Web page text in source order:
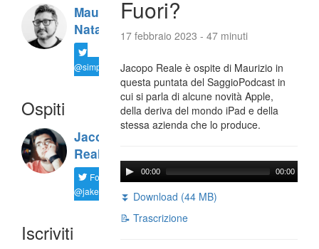
Maurizio
Natali
@simplemal
Ospiti
Jacopo
Reale
Follow
@jakereale
Iscriviti
Fuori?
17 febbraio 2023 - 47 minuti
Jacopo Reale è ospite di Maurizio in
questa puntata del SaggioPodcast in
cui si parla di alcune novità Apple,
della deriva del mondo iPad e della
stessa azienda che lo produce.
00:00 00:00
⏬ Download (44 MB)
📝 Trascrizione